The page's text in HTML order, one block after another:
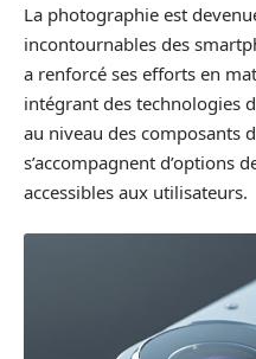
La photographie est
incontournables des
a renforcé ses efforts en
intégrant des technologies
au niveau des composants
s’accompagnent d’options
accessibles aux utilisateurs.